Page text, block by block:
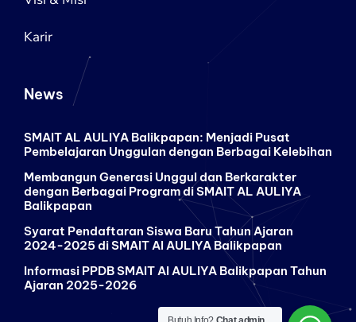
Karir
News
SMAIT AL AULIYA Balikpapan: Menjadi Pusat
Pembelajaran Unggulan dengan Berbagai Kelebihan
Membangun Generasi Unggul dan Berkarakter
dengan Berbagai Program di SMAIT AL AULIYA
Balikpapan
Syarat Pendaftaran Siswa Baru Tahun Ajaran
2024-2025 di SMAIT Al AULIYA Balikpapan
Informasi PPDB SMAIT Al AULIYA Balikpapan Tahun
Ajaran 2025-2026